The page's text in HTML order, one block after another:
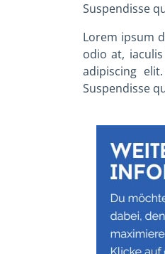
Suspendisse
Lorem ipsum
odio at,
adipiscing
Suspendisse